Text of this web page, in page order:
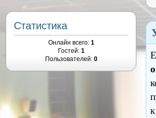
Статистика
Онлайн всего: 1
Гостей: 1
Пользователей: 0